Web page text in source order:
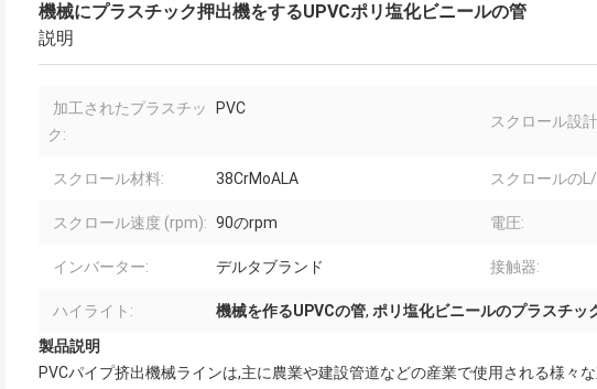
機械にプラスチック押出機をするUPVCポリ塩化ビニールの管
説明
加工されたプラスチッ
ク:
PVC
スクロール設
スクロール材料: 38CrMoALA スクロールの
スクロール速度 (rpm): 90のrpm 電圧:
インバーター: デルタブランド 接触器:
ハイライト: 機械を作るUPVCの管, ポリ塩化ビニールのプラスチッ
製品説明
PVCパイプ挤出機械ラインは,主に農業や建設管道などの産業で使用される様々